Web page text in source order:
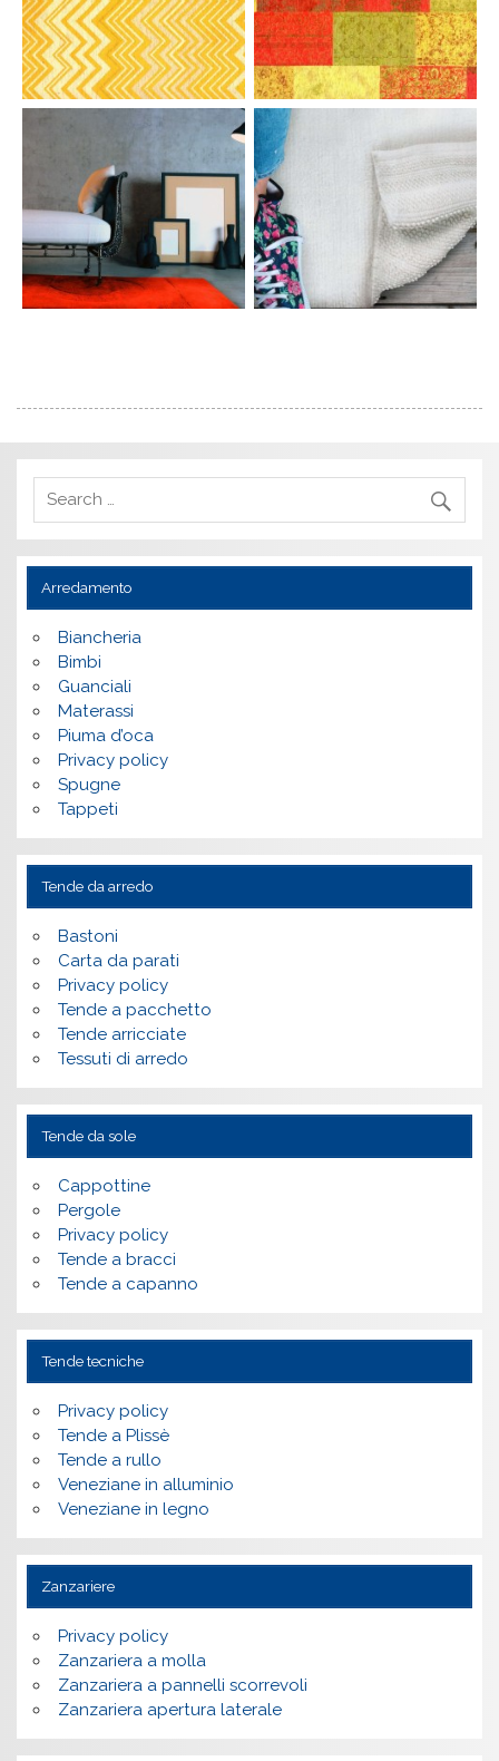
Arredamento
Biancheria
Bimbi
Guanciali
Materassi
Piuma d’oca
Privacy policy
Spugne
Tappeti
Tende da arredo
Bastoni
Carta da parati
Privacy policy
Tende a pacchetto
Tende arricciate
Tessuti di arredo
Tende da sole
Cappottine
Pergole
Privacy policy
Tende a bracci
Tende a capanno
Tende tecniche
Privacy policy
Tende a Plissè
Tende a rullo
Veneziane in alluminio
Veneziane in legno
Zanzariere
Privacy policy
Zanzariera a molla
Zanzariera a pannelli scorrevoli
Zanzariera apertura laterale